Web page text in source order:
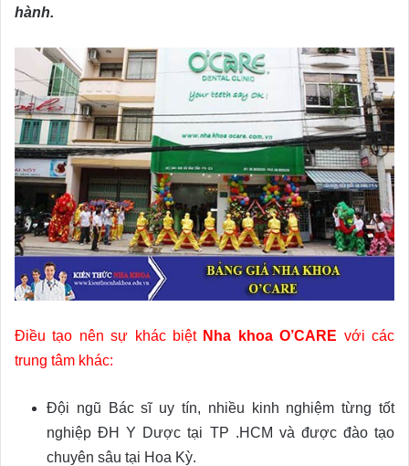
hành.
Điều tạo nên sự khác biệt Nha khoa O’CARE với các
trung tâm khác:
Đội ngũ Bác sĩ uy tín, nhiều kinh nghiệm từng tốt
nghiệp ĐH Y Dược tại TP .HCM và được đào tạo
chuyên sâu tại Hoa Kỳ.